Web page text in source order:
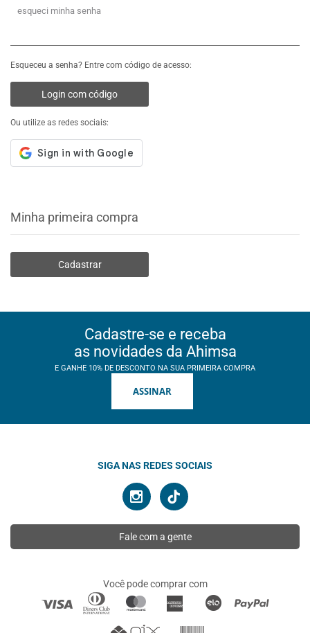
esqueci minha senha
Esqueceu a senha? Entre com código de acesso:
Login com código
Ou utilize as redes sociais:
Minha primeira compra
Cadastrar
Cadastre-se e receba
as novidades da Ahimsa
E GANHE 10% DE DESCONTO NA SUA PRIMEIRA COMPRA
ASSINAR
SIGA NAS REDES SOCIAIS
Fale com a gente
Você pode comprar com